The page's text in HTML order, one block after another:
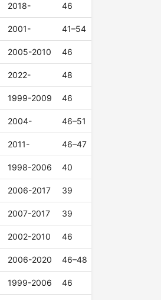
2018- 46
2001- 41–54
2005-2010 46
2022- 48
1999-2009 46
2004- 46–51
2011- 46–47
1998-2006 40
2006-2017 39
2007-2017 39
2002-2010 46
2006-2020 46–48
1999-2006 46